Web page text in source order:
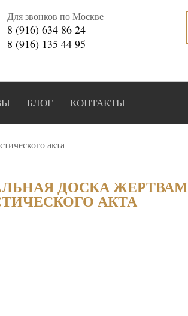
Для звонков по Москве
8 (916) 634 86 24
8 (916) 135 44 95
БЛОГ КОНТАКТЫ
акта
ДОСКА ЖЕРТВАМ
АКТА